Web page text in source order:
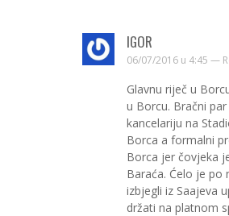
IGOR
06/07/2016 u 4:45 —
Glavnu riječ u
u Borcu. Bračni
kancelariju na
Borca a formalni
Borca jer čovjeka
Baraća. Ćelo je po
izbjegli iz Saajeva
držati na platnom